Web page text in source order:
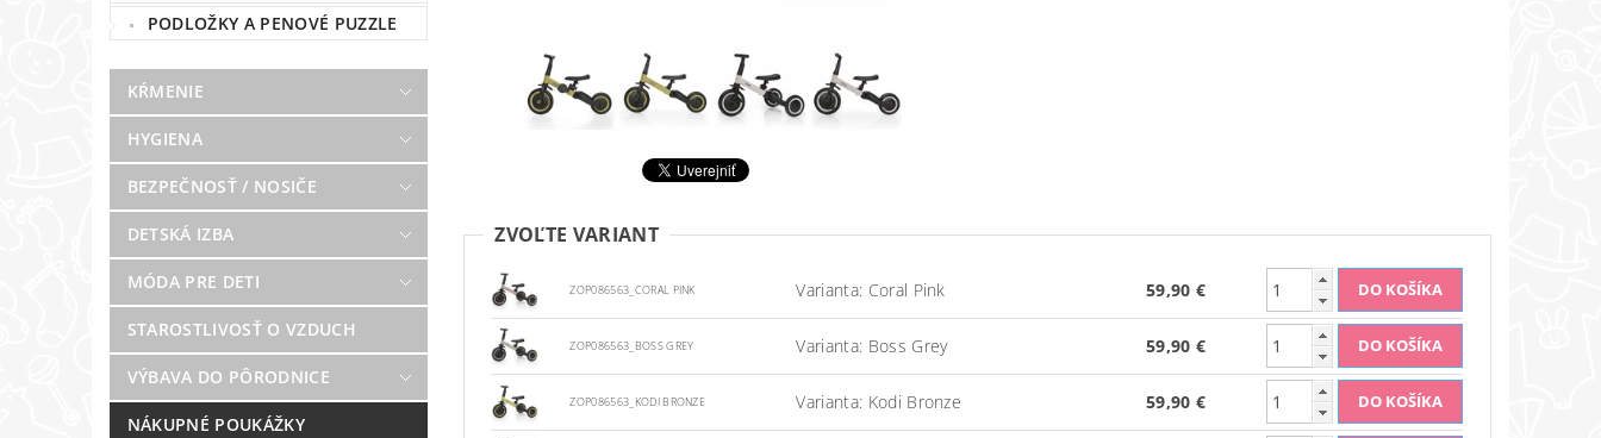
PODLOŽKY A PENOVÉ PUZZLE
KŔMENIE
HYGIENA
BEZPEČNOSŤ / NOSIČE
DETSKÁ IZBA
MÓDA PRE DETI
STAROSTLIVOSŤ O VZDUCH
VÝBAVA DO PÔRODNICE
NÁKUPNÉ POUKÁŽKY
ZVOĽTE VARIANT
ZOP086563_CORAL PINK Varianta: Coral Pink 59,90 €
ZOP086563_BOSS GREY Varianta: Boss Grey 59,90 €
ZOP086563_KODI BRONZE Varianta: Kodi Bronze 59,90 €